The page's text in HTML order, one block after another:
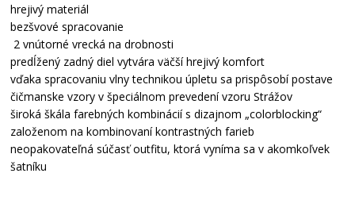
hrejivý materiál
bezšvové spracovanie
2 vnútorné vrecká na drobnosti
predĺžený zadný diel vytvára väčší hrejivý komfort
vďaka spracovaniu vlny technikou úpletu sa prispôsobí postave
čičmanske vzory v špeciálnom prevedení vzoru Strážov
široká škála farebných kombinácií s dizajnom „colorblocking“
založenom na kombinovaní kontrastných farieb
neopakovateľná súčasť outfitu, ktorá vyníma sa v akomkoľvek
šatníku